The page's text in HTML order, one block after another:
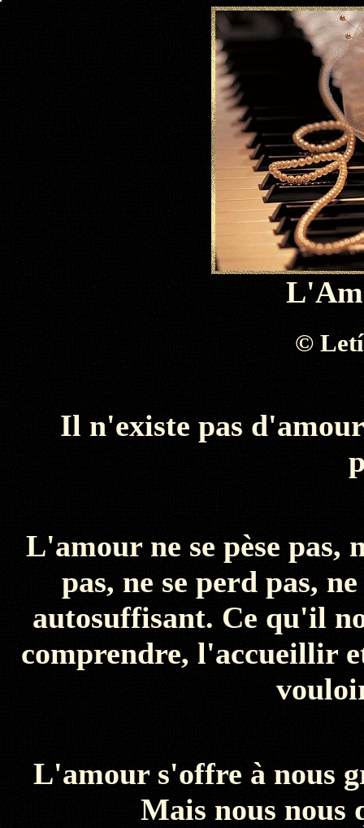
©
Il n'existe pas
L'amour ne se pèse pas,
pas, ne se perd pas,
autosuffisant. Ce qu'il
comprendre, l'accueillir
L'amour s'offre à nous
Mais nous nous